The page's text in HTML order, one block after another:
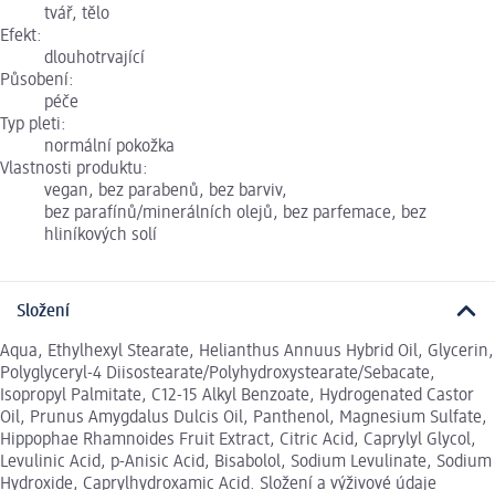
tvář, tělo
Efekt:
dlouhotrvající
Působení:
péče
Typ pleti:
normální pokožka
Vlastnosti produktu:
vegan, bez parabenů, bez barviv,
bez parafínů/minerálních olejů, bez parfemace, bez
hliníkových solí
Složení
Aqua, Ethylhexyl Stearate, Helianthus Annuus Hybrid Oil, Glycerin,
Polyglyceryl-4 Diisostearate/Polyhydroxystearate/Sebacate,
Isopropyl Palmitate, C12-15 Alkyl Benzoate, Hydrogenated Castor
Oil, Prunus Amygdalus Dulcis Oil, Panthenol, Magnesium Sulfate,
Hippophae Rhamnoides Fruit Extract, Citric Acid, Caprylyl Glycol,
Levulinic Acid, p-Anisic Acid, Bisabolol, Sodium Levulinate, Sodium
Hydroxide, Caprylhydroxamic Acid. Složení a výživové údaje